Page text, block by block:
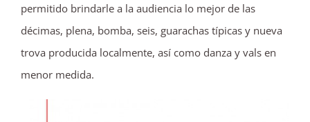
permitido brindarle a la audiencia lo mejor de las
décimas, plena, bomba, seis, guarachas típicas y nueva
trova producida localmente, así como danza y vals en
menor medida.